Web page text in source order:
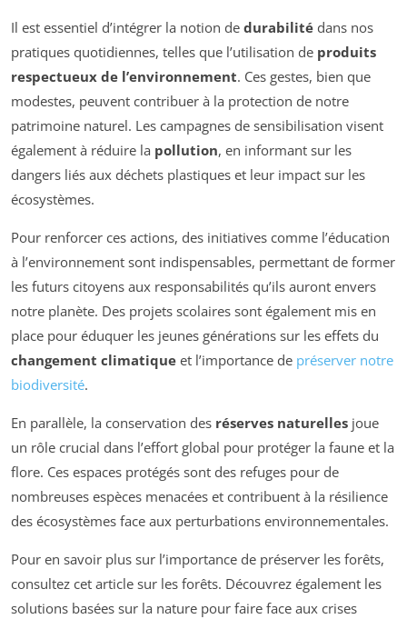
Il est essentiel d’intégrer la notion de durabilité dans nos
pratiques quotidiennes, telles que l’utilisation de produits
respectueux de l’environnement. Ces gestes, bien que
modestes, peuvent contribuer à la protection de notre
patrimoine naturel. Les campagnes de sensibilisation visent
également à réduire la pollution, en informant sur les
dangers liés aux déchets plastiques et leur impact sur les
écosystèmes.
Pour renforcer ces actions, des initiatives comme l’éducation
à l’environnement sont indispensables, permettant de former
les futurs citoyens aux responsabilités qu’ils auront envers
notre planète. Des projets scolaires sont également mis en
place pour éduquer les jeunes générations sur les effets du
changement climatique et l’importance de préserver notre
biodiversité.
En parallèle, la conservation des réserves naturelles joue
un rôle crucial dans l’effort global pour protéger la faune et la
flore. Ces espaces protégés sont des refuges pour de
nombreuses espèces menacées et contribuent à la résilience
des écosystèmes face aux perturbations environnementales.
Pour en savoir plus sur l’importance de préserver les forêts,
consultez cet article sur les forêts. Découvrez également les
solutions basées sur la nature pour faire face aux crises